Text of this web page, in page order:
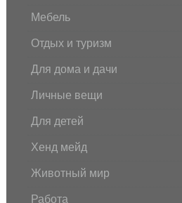
Мебель
Отдых и туризм
Для дома и дачи
Личные вещи
Для детей
Хенд мейд
Животный мир
Работа